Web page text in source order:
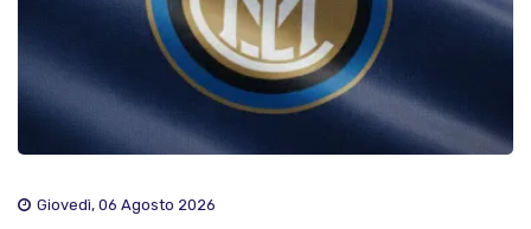
Giovedì, 06 Agosto 2026